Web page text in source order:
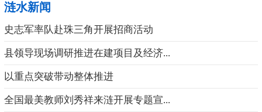
涟水新闻
史志军率队赴珠三角开展招商活动
县领导现场调研推进在建项目及经济...
以重点突破带动整体推进
全国最美教师刘秀祥来涟开展专题宣...